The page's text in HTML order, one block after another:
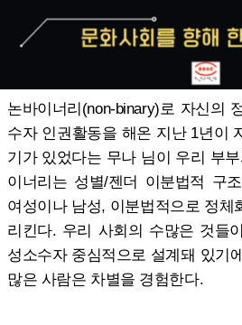
논바이너리(non-binary)로 자신의
수자 인권활동을 해온 지난 1년이
기가 있었다는 무나 님이 우리 부
이너리는 성별/젠더 이분법적 구
여성이나 남성, 이분법적으로 정체
리킨다. 우리 사회의 수많은 것들
성소수자 중심적으로 설계돼 있기
많은 사람은 차별을 경험한다.